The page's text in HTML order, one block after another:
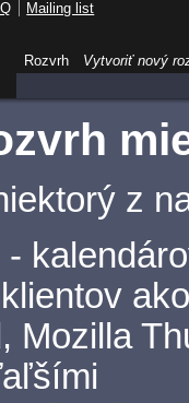
z
-
Mozilla
Rozvrh Vytvoriť nový
Mailing list